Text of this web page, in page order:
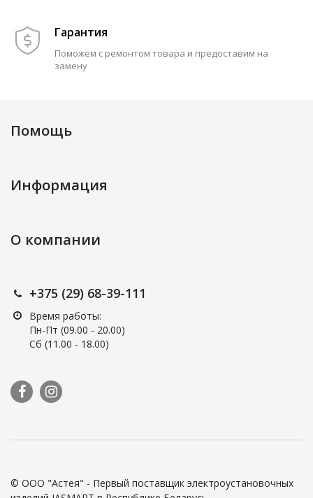
Гарантия
Поможем с ремонтом товара и предоставим на
замену
Помощь
Информация
О компании
+375 (29) 68-39-111
Время работы:
Пн-Пт (09.00 - 20.00)
Сб (11.00 - 18.00)
© ООО "Астея" - Первый поставщик электроустановочных